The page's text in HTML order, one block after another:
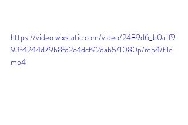
https://video.wixstatic.com/video/2489d6_b0a1f9
93f4244d79b8fd2c4dcf92dab5/1080p/mp4/file.
mp4